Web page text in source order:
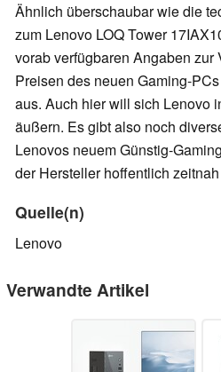
Ähnlich überschaubar wie die
zum Lenovo LOQ Tower
vorab verfügbaren Angaben zur
Preisen des neuen Gaming-
aus. Auch hier will sich Lenovo
äußern. Es gibt also noch
Lenovos neuem Günstig-
der Hersteller hoffentlich
Quelle(n)
Lenovo
Verwandte Artikel